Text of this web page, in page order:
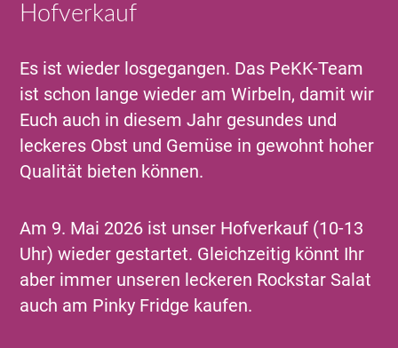
Hofverkauf
Es ist wieder losgegangen. Das PeKK-Team
ist schon lange wieder am Wirbeln, damit wir
Euch auch in diesem Jahr gesundes und
leckeres Obst und Gemüse in gewohnt hoher
Qualität bieten können.
Am 9. Mai 2026 ist unser Hofverkauf (10-13
Uhr) wieder gestartet. Gleichzeitig könnt Ihr
aber immer unseren leckeren Rockstar Salat
auch am Pinky Fridge kaufen.